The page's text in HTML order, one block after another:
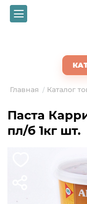
Главная / Каталог
Паста
пл/б 1кг шт.